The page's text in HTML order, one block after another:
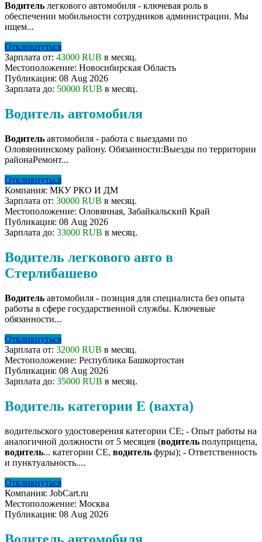
Водитель легкового автомобиля - ключевая роль в
обеспечении мобильности сотрудников администрации. Мы
ищем...
Откликнуться
Зарплата от: 43000 RUB в месяц.
Местоположение: Новосибирская Область
Публикация: 08 Aug 2026
Зарплата до: 50000 RUB в месяц.
Водитель автомобиля
Водитель автомобиля - работа с выездами по
Оловяннинскому району. Обязанности:Выезды по территории
районаРемонт...
Откликнуться
Компания: МКУ РКО И ДМ
Зарплата от: 30000 RUB в месяц.
Местоположение: Оловянная, Забайкальский Край
Публикация: 08 Aug 2026
Зарплата до: 33000 RUB в месяц.
Водитель легкового авто в
Стерлибашево
Водитель автомобиля - позиция для специалиста без опыта
работы в сфере государственной службы. Ключевые
обязанности...
Откликнуться
Зарплата от: 32000 RUB в месяц.
Местоположение: Республика Башкортостан
Публикация: 08 Aug 2026
Зарплата до: 35000 RUB в месяц.
Водитель категории Е (вахта)
водительского удостоверения категории CЕ; - Опыт работы на
аналогичной должности от 5 месяцев (водитель полуприцепа,
водитель... категории CE, водитель фуры); - Ответственность
и пунктуальность....
Откликнуться
Компания: JobCart.ru
Местоположение: Москва
Публикация: 08 Aug 2026
Водитель автомобиля